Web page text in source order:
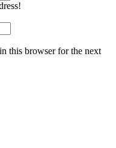
this browser for the next